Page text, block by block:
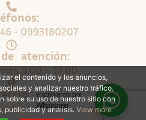
- 0993180207
atención:
9:00 – 17:00
Guayacanes. Cuenca
el contenido y los anuncios,
y analizar nuestro tráfico.
sobre su uso de nuestro sitio con
publicidad y análisis. View more
Escríbenos por
Whatsapp